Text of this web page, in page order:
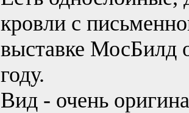
кровли с
выставке МосБилд
году.
Вид - очень